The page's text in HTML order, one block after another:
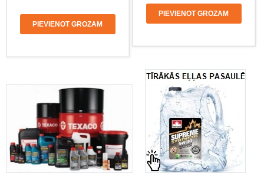
PIEVIENOT GROZAM
PIEVIENOT GROZAM